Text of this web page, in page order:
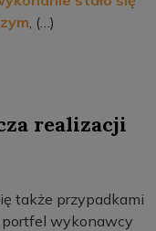
, (…)
realizacji
także przypadkami
portfel wykonawcy